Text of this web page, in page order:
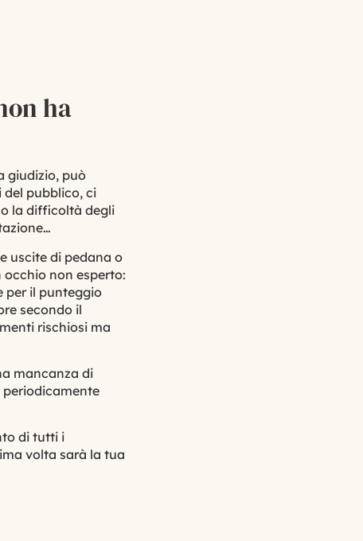
ha
giudizio, può
del pubblico, ci
la difficoltà degli
uscite di pedana o
non esperto:
per il punteggio
secondo il
rischiosi ma
mancanza di
di tutti i
volta sarà la tua